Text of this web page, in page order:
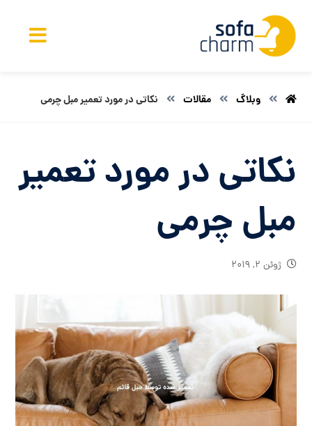
وبلاگ مقالات نکاتی در مورد تعمیر مبل چرمی
نکاتی در مورد تعمیر
مبل چرمی
ژوئن ۲, ۲۰۱۹